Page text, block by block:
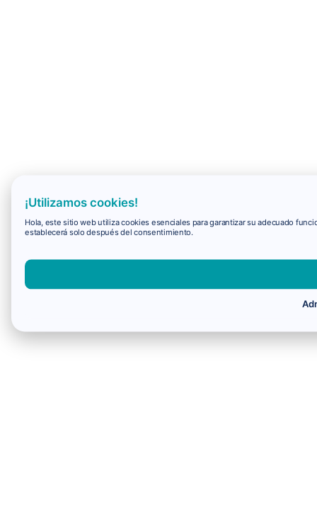
¡Utilizamos cookies!
Hola, este sitio web utiliza cookies esenciales para garantizar su adecuado
establecerá solo después del consentimiento.